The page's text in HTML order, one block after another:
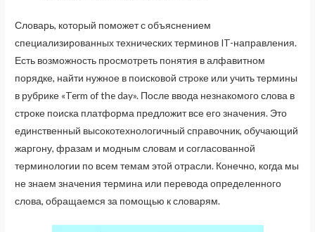
Словарь, который поможет с объяснением
специализированных технических терминов IT-направления.
Есть возможность просмотреть понятия в алфавитном
порядке, найти нужное в поисковой строке или учить термины
в рубрике «Term of the day». После ввода незнакомого слова в
строке поиска платформа предложит все его значения. Это
единственный высокотехнологичный справочник, обучающий
жаргону, фразам и модным словам и согласованной
терминологии по всем темам этой отрасли. Конечно, когда мы
не знаем значения термина или перевода определенного
слова, обращаемся за помощью к словарям.